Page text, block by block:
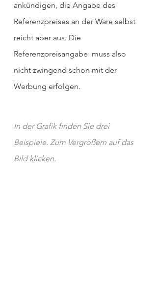
ankündigen, die Angabe des
Referenzpreises an der Ware selbst
reicht aber aus. Die
Referenzpreisangabe  muss also
nicht zwingend schon mit der
Werbung erfolgen.
In der Grafik finden Sie drei
Beispiele. Zum Vergrößern auf das
Bild klicken.